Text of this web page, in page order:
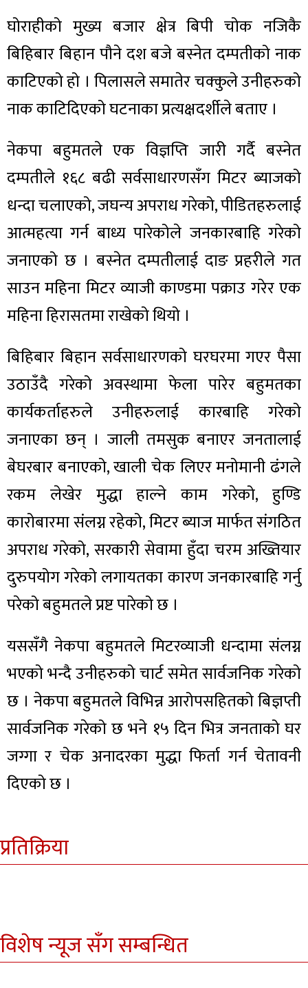
घोराहीको मुख्य बजार क्षेत्र बिपी चोक नजिकै
बिहिबार बिहान पौने दश बजे बस्नेत दम्पतीको नाक
काटिएको हो । पिलासले समातेर चक्कुले उनीहरुको
नाक काटिदिएको घटनाका प्रत्यक्षदर्शीले बताए ।
नेकपा बहुमतले एक विज्ञप्ति जारी गर्दै बस्नेत
दम्पतीले १६८ बढी सर्वसाधारणसँग मिटर ब्याजको
धन्दा चलाएको, जघन्य अपराध गरेको, पीडितहरुलाई
आत्महत्या गर्न बाध्य पारेकोले जनकारबाहि गरेको
जनाएको छ । बस्नेत दम्पतीलाई दाङ प्रहरीले गत
साउन महिना मिटर व्याजी काण्डमा पक्राउ गरेर एक
महिना हिरासतमा राखेको थियो ।
बिहिबार बिहान सर्वसाधारणको घरघरमा गएर पैसा
उठाउँदै गरेको अवस्थामा फेला पारेर बहुमतका
कार्यकर्ताहरुले उनीहरुलाई कारबाहि गरेको
जनाएका छन् । जाली तमसुक बनाएर जनतालाई
बेघरबार बनाएको, खाली चेक लिएर मनोमानी ढंगले
रकम लेखेर मुद्धा हाल्ने काम गरेको, हुण्डि
कारोबारमा संलग्न रहेको, मिटर ब्याज मार्फत संगठित
अपराध गरेको, सरकारी सेवामा हुँदा चरम अख्तियार
दुरुपयोग गरेको लगायतका कारण जनकारबाहि गर्नु
परेको बहुमतले प्रष्ट पारेको छ ।
यससँगै नेकपा बहुमतले मिटरव्याजी धन्दामा संलग्न
भएको भन्दै उनीहरुको चार्ट समेत सार्वजनिक गरेको
छ । नेकपा बहुमतले विभिन्न आरोपसहितको बिज्ञप्ती
सार्वजनिक गरेको छ भने १५ दिन भित्र जनताको घर
जग्गा र चेक अनादरका मुद्धा फिर्ता गर्न चेतावनी
दिएको छ ।
प्रतिक्रिया
विशेष न्यूज सँग सम्बन्धित